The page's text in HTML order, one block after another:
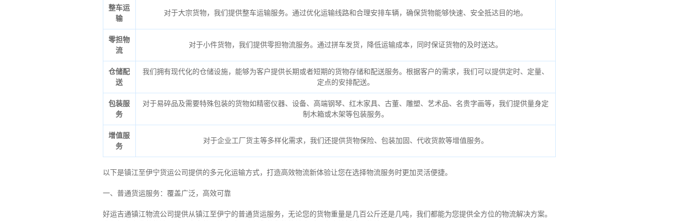
整车运
输
对于大宗货物，我们提供整车运输服务。通过优化运输线路和合理安排车辆，确保货物能够快速、安全抵达目的地。
零担物
流
对于小件货物，我们提供零担物流服务。通过拼车发货，降低运输成本，同时保证货物的及时送达。
仓储配
送
我们拥有现代化的仓储设施，能够为客户提供长期或者短期的货物存储和配送服务。根据客户的需求，我们可以提供定时、定量、
定点的安排配送。
包装服
务
对于易碎品及需要特殊包装的货物如精密仪器、设备、高端钢琴、红木家具、古董、雕塑、艺术品、名贵字画等，我们提供量身定
制木箱或木架等包装服务。
增值服
务
对于企业工厂货主等多样化需求，我们还提供货物保险、包装加固、代收货款等增值服务。
以下是镇江至伊宁货运公司提供的多元化运输方式，打造高效物流新体验让您在选择物流服务时更加灵活便捷。
一、普通货运服务：覆盖广泛，高效可靠
好运吉通镇江物流公司提供从镇江至伊宁的普通货运服务，无论您的货物重量是几百公斤还是几吨，我们都能为您提供全方位的物流解决方案。